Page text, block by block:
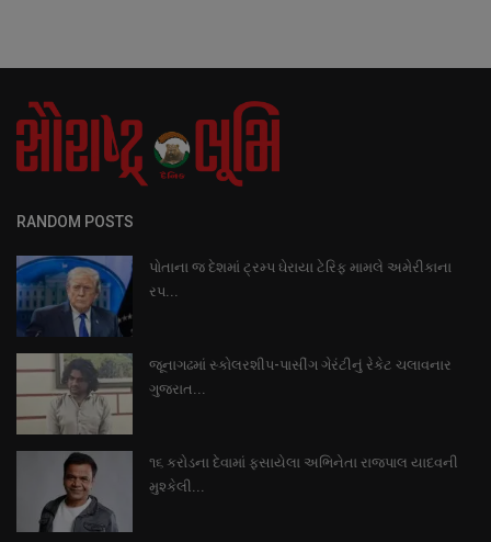
RANDOM POSTS
પોતાના જ દેશમાં ટ્રમ્પ ઘેરાયા ટેરિફ મામલે અમેરીકાના
રપ...
જૂનાગઢમાં સ્કોલરશીપ-પાસીંગ ગેરંટીનું રેકેટ ચલાવનાર
ગુજરાત...
૧૬ કરોડના દેવામાં ફસાયેલા અભિનેતા રાજપાલ યાદવની
મુશ્કેલી...